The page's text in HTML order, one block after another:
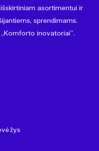
asortimentui ir
sprendimams.
„Komforto inovatoriai“.